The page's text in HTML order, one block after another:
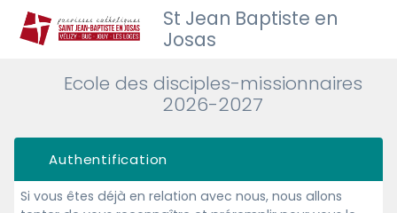
St Jean Baptiste en
Josas
Ecole des disciples-missionnaires
2026-2027
Authentification
Si vous êtes déjà en relation avec nous, nous allons